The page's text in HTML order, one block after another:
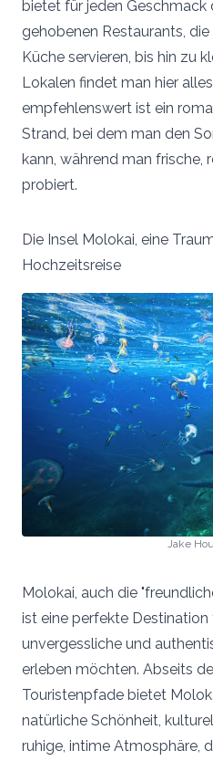
bietet für jeden Geschmack
gehobenen Restaurants,
Küche servieren, bis hin zu
Lokalen findet man hier
empfehlenswert ist ein
Strand, bei dem man den
kann, während man frische,
probiert.
Die Insel Molokai, eine
Hochzeitsreise
Jake
Molokai, auch die
ist eine perfekte Destination
unvergessliche und
erleben möchten. Abseits
Touristenpfade bietet
natürliche Schönheit,
ruhige, intime Atmosphäre,